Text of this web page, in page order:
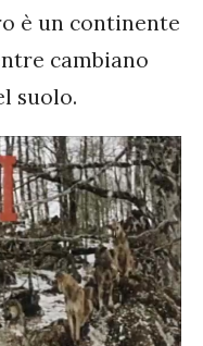
è un continente
cambiano
suolo.